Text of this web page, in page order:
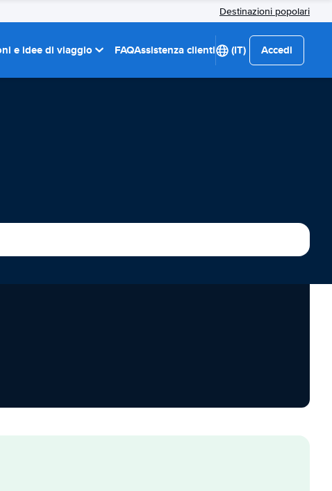
Destinazioni popolari
e idee di viaggio FAQAssistenza clienti (IT) Accedi